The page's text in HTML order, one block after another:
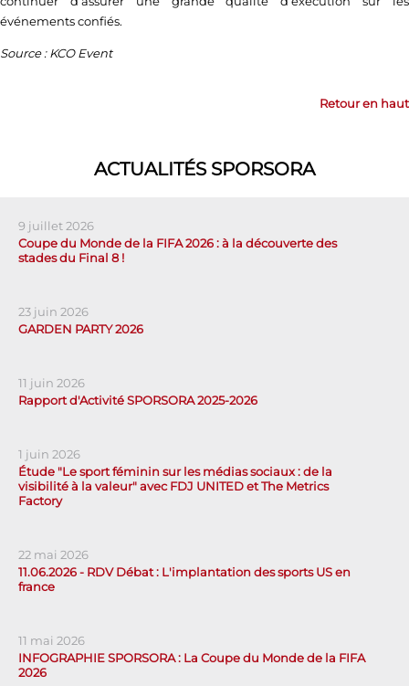
événements confiés.
Source : KCO Event
Retour en haut
ACTUALITÉS SPORSORA
9 juillet 2026
Coupe du Monde de la FIFA 2026 : à la découverte des
stades du Final 8 !
23 juin 2026
GARDEN PARTY 2026
11 juin 2026
Rapport d'Activité SPORSORA 2025-2026
1 juin 2026
Étude "Le sport féminin sur les médias sociaux : de la
visibilité à la valeur" avec FDJ UNITED et The Metrics
Factory
22 mai 2026
11.06.2026 - RDV Débat : L'implantation des sports US en
france
11 mai 2026
INFOGRAPHIE SPORSORA : La Coupe du Monde de la FIFA
2026